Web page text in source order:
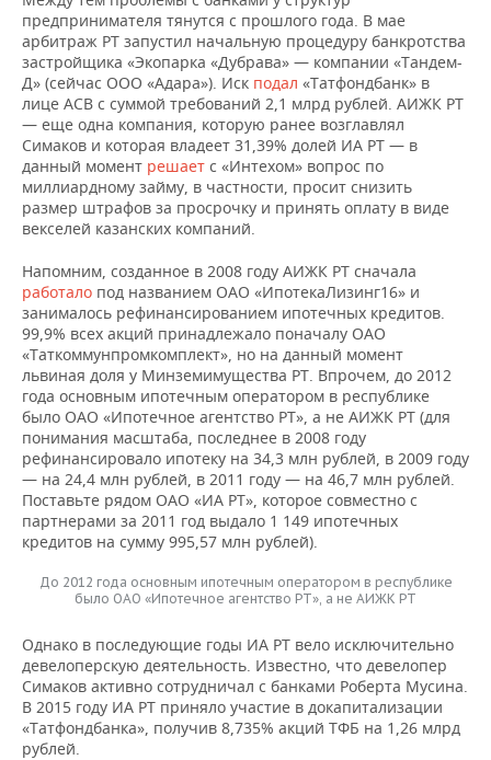
предпринимателя тянутся с прошлого года. В мае
арбитраж РТ запустил начальную процедуру банкротства
застройщика «Экопарка «Дубрава» — компании «Тандем-
Д» (сейчас ООО «Адара»). Иск подал «Татфондбанк» в
лице АСВ с суммой требований 2,1 млрд рублей. АИЖК РТ
— еще одна компания, которую ранее возглавлял
Симаков и которая владеет 31,39% долей ИА РТ — в
данный момент решает с «Интехом» вопрос по
миллиардному займу, в частности, просит снизить
размер штрафов за просрочку и принять оплату в виде
векселей казанских компаний.
Напомним, созданное в 2008 году АИЖК РТ сначала
работало под названием ОАО «ИпотекаЛизинг16» и
занималось рефинансированием ипотечных кредитов.
99,9% всех акций принадлежало поначалу ОАО
«Таткоммунпромкомплект», но на данный момент
львиная доля у Минземимущества РТ. Впрочем, до 2012
года основным ипотечным оператором в республике
было ОАО «Ипотечное агентство РТ», а не АИЖК РТ (для
понимания масштаба, последнее в 2008 году
рефинансировало ипотеку на 34,3 млн рублей, в 2009 году
— на 24,4 млн рублей, в 2011 году — на 46,7 млн рублей.
Поставьте рядом ОАО «ИА РТ», которое совместно с
партнерами за 2011 год выдало 1 149 ипотечных
кредитов на сумму 995,57 млн рублей).
До 2012 года основным ипотечным оператором в республике
было ОАО «Ипотечное агентство РТ», а не АИЖК РТ
Однако в последующие годы ИА РТ вело исключительно
девелоперскую деятельность. Известно, что девелопер
Симаков активно сотрудничал с банками Роберта Мусина.
В 2015 году ИА РТ приняло участие в докапитализации
«Татфондбанка», получив 8,735% акций ТФБ на 1,26 млрд
рублей.